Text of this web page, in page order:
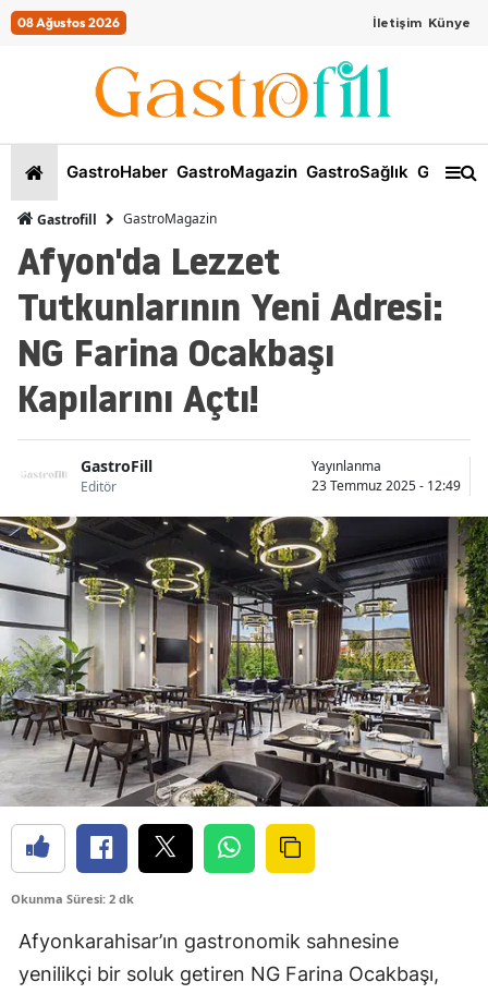
08 Ağustos 2026 İletişim Künye
GastroHaber GastroMagazin GastroSağlık
Gastrofill GastroMagazin
Afyon'da Lezzet
Tutkunlarının Yeni Adresi:
NG Farina Ocakbaşı
Kapılarını Açtı!
GastroFill
Editör
Yayınlanma
23 Temmuz 2025 - 12:49
Okunma Süresi: 2 dk
Afyonkarahisar’ın gastronomik sahnesine
yenilikçi bir soluk getiren NG Farina Ocakbaşı,